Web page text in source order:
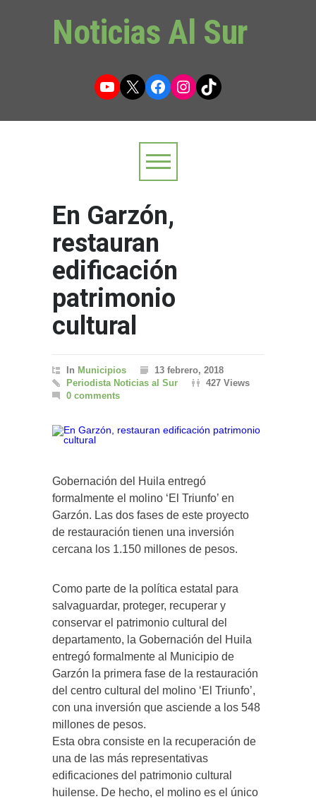
Noticias Al Sur
YouTube
X Facebook
Instagram
TikTok
En Garzón,
restauran
edificación
patrimonio
cultural
In Municipios
13 febrero, 2018
Periodista Noticias al Sur
427 Views
0 comments
Gobernación del Huila entregó
formalmente el molino ‘El Triunfo’ en
Garzón. Las dos fases de este proyecto
de restauración tienen una inversión
cercana los 1.150 millones de pesos.
Como parte de la política estatal para
salvaguardar, proteger, recuperar y
conservar el patrimonio cultural del
departamento, la Gobernación del Huila
entregó formalmente al Municipio de
Garzón la primera fase de la restauración
del centro cultural del molino ‘El Triunfo’,
con una inversión que asciende a los 548
millones de pesos.
Esta obra consiste en la recuperación de
una de las más representativas
edificaciones del patrimonio cultural
huilense. De hecho, el molino es el único